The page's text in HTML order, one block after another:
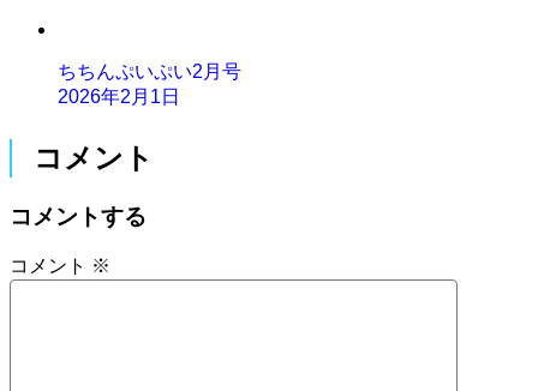
ちちんぷいぷい2月号
2026年2月1日
コメント
コメントする
コメント ※